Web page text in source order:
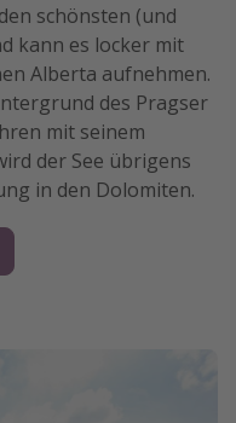
schönsten (und
kann es locker mit
Alberta aufnehmen.
des Pragser
mit seinem
der See übrigens
in den Dolomiten.